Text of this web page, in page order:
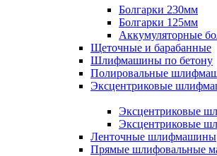
Болгарки 230мм
Болгарки 125мм
Аккумуляторные
Щеточные и барабанные
Шлифмашины по бетону
Полировальные
Эксцентриковые
Эксцентриковые
Эксцентриковые
Ленточные шлифмашины
Прямые шлифовальные